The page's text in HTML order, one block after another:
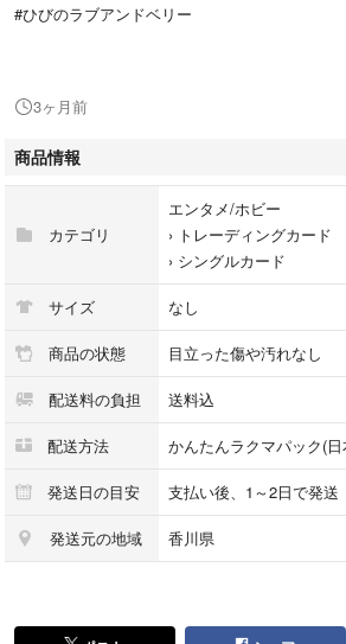
#ひびのラブアンドベリー
幼少期に遊んでいた物になりますのでキズ、汚
す。
状態は写真にてご確認をお願いいたします。
カードフォルダーに入れ、暗所で保管しており
とご承知おきください。
折れ・防水対策をして、発送いたします。
他に出品をしているカードとまとめてのご購入
能ですので、コメントいただければと思います
種別···シングルカード 1枚
3ヶ月前
商品情報
カテゴリ
エンタメ/ホビー
› トレーディングカード
› シングルカード
サイズ なし
商品の状態 目立った傷や汚れなし
配送料の負担 送料込
配送方法 かんたんラクマパック(
発送日の目安 支払い後、1～2日で発送
発送元の地域 香川県